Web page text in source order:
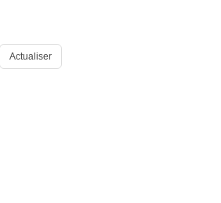
Actualiser